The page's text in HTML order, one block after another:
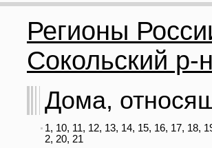
Регионы
Сокольский р-н
Дома,
1, 10, 11, 12, 13, 14, 15, 16, 17, 18,
2, 20, 21